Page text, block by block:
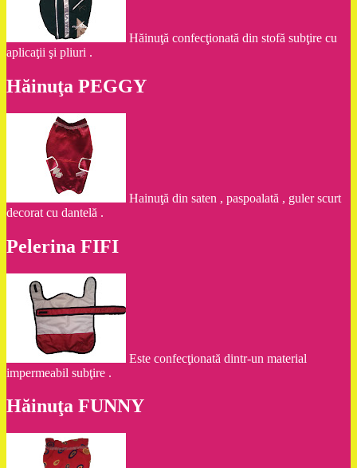
Hăinuţă confecţionată din stofă subţire cu
aplicaţii şi pliuri .
Hăinuţa PEGGY
Hainuţă din saten , paspoalată , guler scurt
decorat cu dantelă .
Pelerina FIFI
Este confecţionată dintr-un material
impermeabil subţire .
Hăinuţa FUNNY